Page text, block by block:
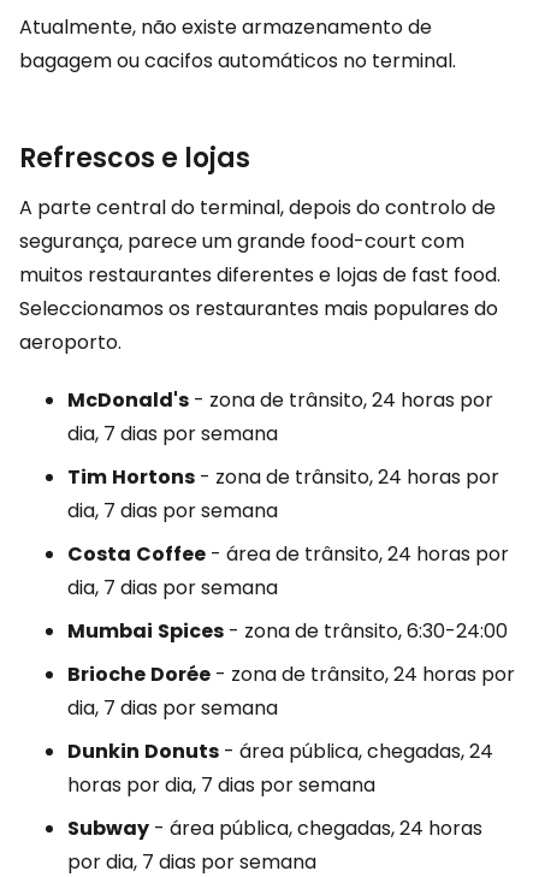
Atualmente, não existe armazenamento de
bagagem ou cacifos automáticos no terminal.
Refrescos e lojas
A parte central do terminal, depois do controlo de
segurança, parece um grande food-court com
muitos restaurantes diferentes e lojas de fast food.
Seleccionamos os restaurantes mais populares do
aeroporto.
McDonald's - zona de trânsito, 24 horas por
dia, 7 dias por semana
Tim Hortons - zona de trânsito, 24 horas por
dia, 7 dias por semana
Costa Coffee - área de trânsito, 24 horas por
dia, 7 dias por semana
Mumbai Spices - zona de trânsito, 6:30-24:00
Brioche Dorée - zona de trânsito, 24 horas por
dia, 7 dias por semana
Dunkin Donuts - área pública, chegadas, 24
horas por dia, 7 dias por semana
Subway - área pública, chegadas, 24 horas
por dia, 7 dias por semana